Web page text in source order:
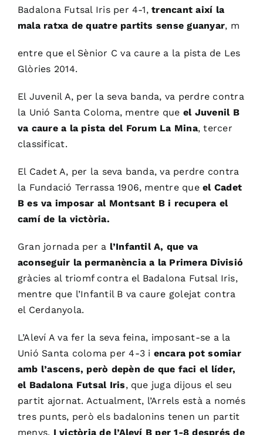
Badalona Futsal Iris per 4-1,trencant així la
mala ratxa de quatre partits sense guanyar, m
entre que el Sènior C va caure a la pista de Les
Glòries 2014.
El Juvenil A, per la seva banda, va perdre contra
la Unió Santa Coloma, mentre que el Juvenil B
va caure a la pista del Forum La Mina, tercer
classificat.
El Cadet A, per la seva banda, va perdre contra
la Fundació Terrassa 1906, mentre queel Cadet
B es va imposar al Montsant B i recupera el
camí de la victòria.
Gran jornada per a l’Infantil A, que va
aconseguir la permanència a la Primera Divisió
gràcies al triomf contra el Badalona Futsal Iris,
mentre que l’Infantil B va caure golejat contra
el Cerdanyola.
L’Aleví A va fer la seva feina, imposant-se a la
Unió Santa coloma per 4-3 i encara pot somiar
amb l’ascens, però depèn de que faci el líder,
el Badalona Futsal Iris, que juga dijous el seu
partit ajornat. Actualment, l’Arrels està a només
tres punts, però els badalonins tenen un partit
menys. I victòria de l’Aleví B per 1-8 després de